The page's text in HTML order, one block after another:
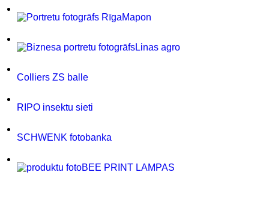
Mapon
Linas agro
Colliers ZS balle
RIPO insektu sieti
SCHWENK fotobanka
BEE PRINT LAMPAS